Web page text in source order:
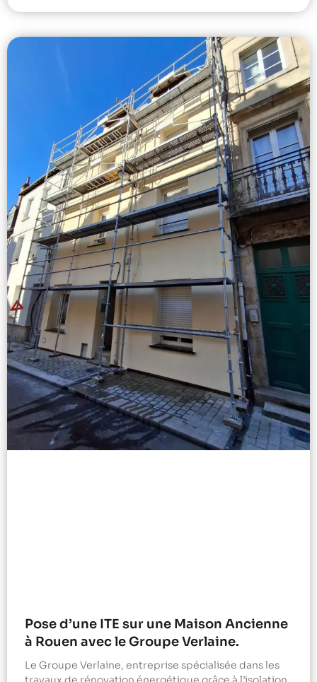
Pose d’une ITE sur une Maison Ancienne
à Rouen avec le Groupe Verlaine.
Le Groupe Verlaine, entreprise spécialisée dans les